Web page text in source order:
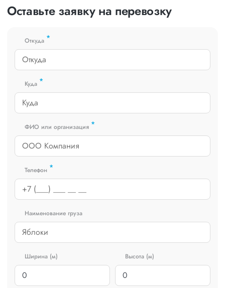
Оставьте заявку на перевозку
Откуда *
Куда *
ФИО или организация *
Телефон *
Наименование груза
Ширина (м) Высота (м)